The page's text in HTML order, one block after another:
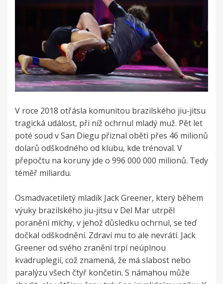
V roce 2018 otřásla komunitou brazilského jiu-jitsu
tragická událost, při níž ochrnul mladý muž. Pět let
poté soud v San Diegu přiznal oběti přes 46 milionů
dolarů odškodného od klubu, kde trénoval. V
přepočtu na koruny jde o 996 000 000 milionů. Tedy
téměř miliardu.
Osmadvacetiletý mladík Jack Greener, který během
výuky brazilského jiu-jitsu v Del Mar utrpěl
poranění míchy, v jehož důsledku ochrnul, se teď
dočkal odškodnění. Zdraví mu to ale nevrátí. Jack
Greener od svého zranění trpí neúplnou
kvadruplegií, což znamená, že má slabost nebo
paralýzu všech čtyř končetin. S námahou může